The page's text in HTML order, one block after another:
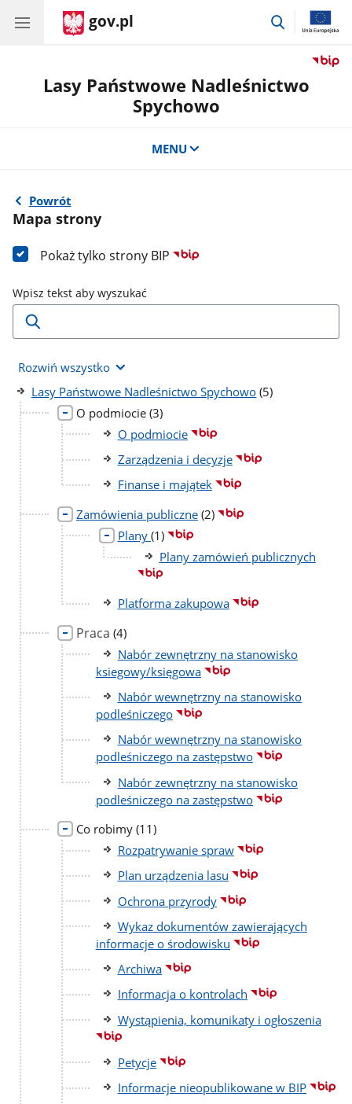
gov.pl
przejdź
Lasy Państwowe Nadleśnictwo
Spychowo
MENU
Powrót
Mapa strony
Pokaż tylko strony BIP
Wpisz tekst aby wyszukać
Rozwiń wszystko
Lasy Państwowe Nadleśnictwo Spychowo liczba
(5)
O podmiocie liczba
podstron
(3)
O podmiocie
Zarządzenia i decyzje
Finanse i majątek
Zamówienia publiczne liczba
(2)
Plany liczba
podstron
(1)
Plany zamówień publicznych
Platforma zakupowa
Praca liczba
podstron
(4)
Nabór zewnętrzny na stanowisko
ksiegowy/księgowa
Nabór wewnętrzny na stanowisko
podleśniczego
Nabór wewnętrzny na stanowisko
podleśniczego na zastępstwo
Nabór zewnętrzny na stanowisko
podleśniczego na zastępstwo
Co robimy liczba
podstron
(11)
Rozpatrywanie spraw
Plan urządzenia lasu
Ochrona przyrody
Wykaz dokumentów zawierających
informacje o środowisku
Archiwa
Informacja o kontrolach
Wystąpienia, komunikaty i ogłoszenia
Petycje
Informacje nieopublikowane w BIP